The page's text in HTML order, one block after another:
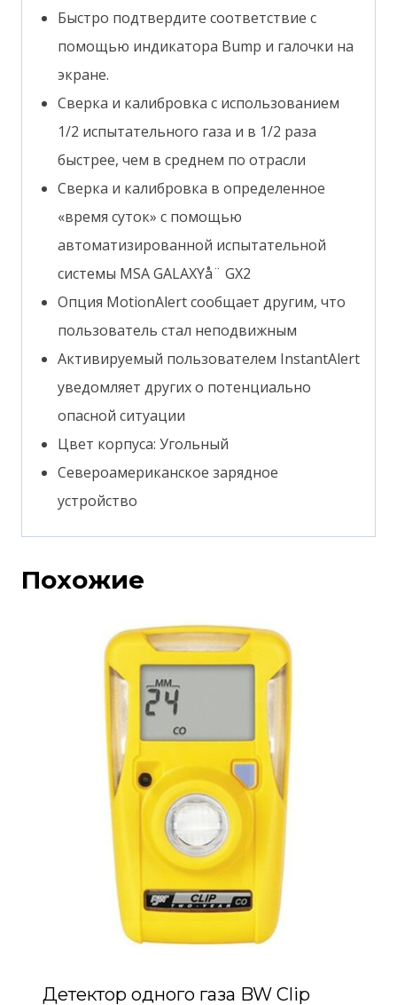
Быстро подтвердите соответствие с
помощью индикатора Bump и галочки на
экране.
Сверка и калибровка с использованием
1/2 испытательного газа и в 1/2 раза
быстрее, чем в среднем по отрасли
Сверка и калибровка в определенное
«время суток» с помощью
автоматизированной испытательной
системы MSA GALAXYå¨ GX2
Опция MotionAlert сообщает другим, что
пользователь стал неподвижным
Активируемый пользователем InstantAlert
уведомляет других о потенциально
опасной ситуации
Цвет корпуса: Угольный
Североамериканское зарядное
устройство
Похожие
Детектор одного газа BW Clip